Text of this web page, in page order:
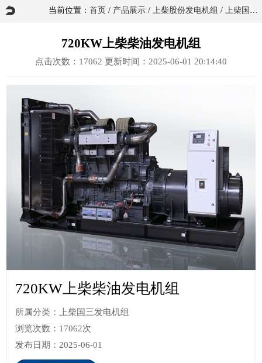
当前位置： 首页 / 产品展示/ 上柴股份发电机组 / 上柴国三发电机组
720KW上柴柴油发电机组
点击次数： 17062 更新时间：2025-06-01 20:14:40
720KW上柴柴油发电机组
所属分类：上柴国三发电机组
浏览次数：17062次
发布日期：2025-06-01